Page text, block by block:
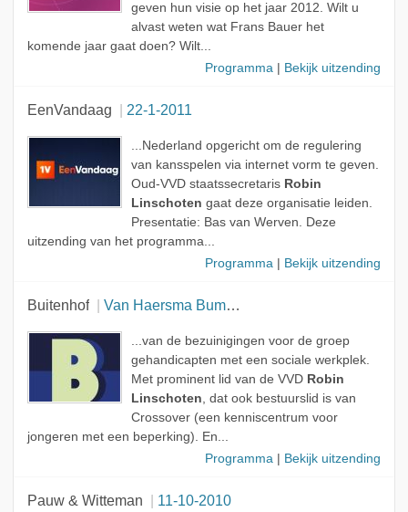
geven hun visie op het jaar 2012. Wilt u
alvast weten wat Frans Bauer het
komende jaar gaat doen? Wilt...
Programma
Bekijk uitzending
EenVandaag 22-1-2011
...Nederland opgericht om de regulering
van kansspelen via internet vorm te geven.
Oud-VVD staatssecretaris Robin
Linschoten gaat deze organisatie leiden.
Presentatie: Bas van Werven. Deze
uitzending van het programma...
Programma
Bekijk uitzending
Buitenhof Van Haersma Buma, het IMF en sociale hervormingen
...van de bezuinigingen voor de groep
gehandicapten met een sociale werkplek.
Met prominent lid van de VVD Robin
Linschoten, dat ook bestuurslid is van
Crossover (een kenniscentrum voor
jongeren met een beperking). En...
Programma
Bekijk uitzending
Pauw & Witteman 11-10-2010